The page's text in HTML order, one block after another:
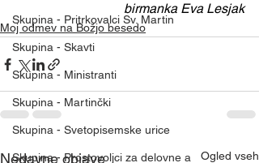
Skupina - Pritrkovalci Sv. Martin
Skupina - Skavti
Skupina - Ministranti
Skupina - Martinčki
Skupina - Svetopisemske urice
Skupina - Prostovoljci za delovne a
birmanka Eva Lesjak
Moj odmev na Božjo besedo
Nedavne objave Ogled vseh